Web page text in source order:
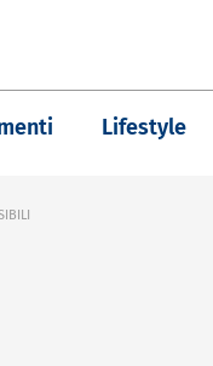
Lifestyle